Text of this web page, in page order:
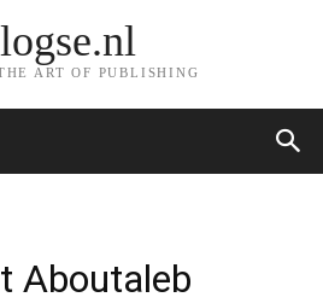
ART OF PUBLISHING
Aboutaleb